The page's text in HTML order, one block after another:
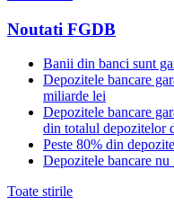
Noutati FGDB
Banii din banci sunt
Depozitele bancare
miliarde lei
Depozitele bancare
din totalul depozitelor
Peste 80% din
Depozitele bancare
Toate stirile